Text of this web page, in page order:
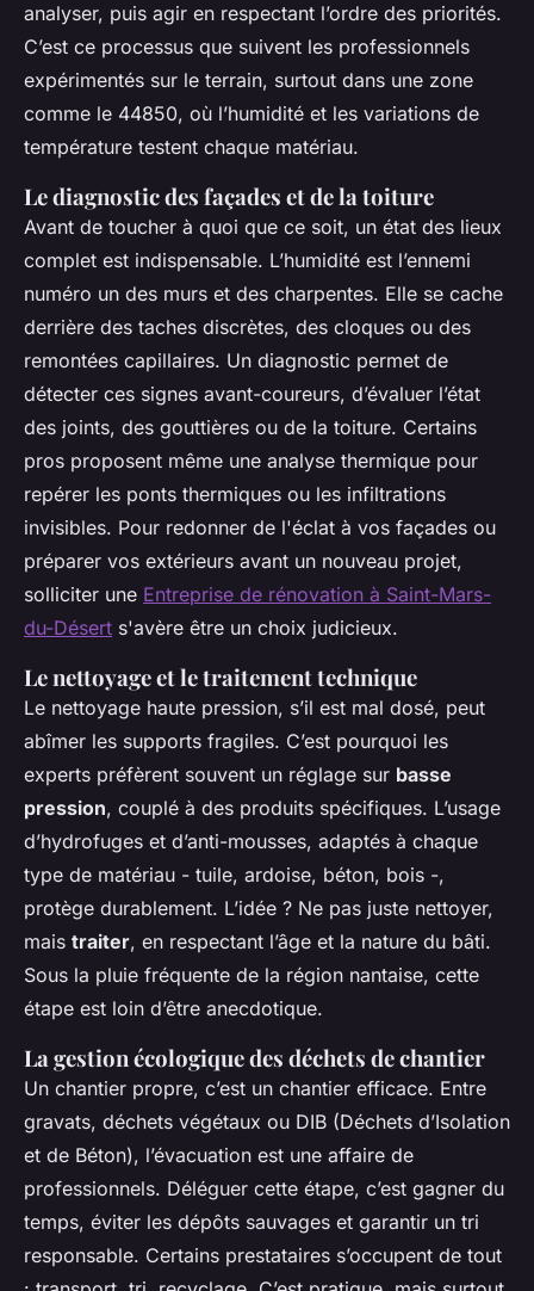
analyser, puis agir en respectant l’ordre des priorités.
C’est ce processus que suivent les professionnels
expérimentés sur le terrain, surtout dans une zone
comme le 44850, où l’humidité et les variations de
température testent chaque matériau.
Le diagnostic des façades et de la toiture
Avant de toucher à quoi que ce soit, un état des lieux
complet est indispensable. L’humidité est l’ennemi
numéro un des murs et des charpentes. Elle se cache
derrière des taches discrètes, des cloques ou des
remontées capillaires. Un diagnostic permet de
détecter ces signes avant-coureurs, d’évaluer l’état
des joints, des gouttières ou de la toiture. Certains
pros proposent même une analyse thermique pour
repérer les ponts thermiques ou les infiltrations
invisibles. Pour redonner de l'éclat à vos façades ou
préparer vos extérieurs avant un nouveau projet,
solliciter une Entreprise de rénovation à Saint-Mars-
du-Désert s'avère être un choix judicieux.
Le nettoyage et le traitement technique
Le nettoyage haute pression, s’il est mal dosé, peut
abîmer les supports fragiles. C’est pourquoi les
experts préfèrent souvent un réglage sur basse
pression, couplé à des produits spécifiques. L’usage
d’hydrofuges et d’anti-mousses, adaptés à chaque
type de matériau - tuile, ardoise, béton, bois -,
protège durablement. L’idée ? Ne pas juste nettoyer,
mais traiter, en respectant l’âge et la nature du bâti.
Sous la pluie fréquente de la région nantaise, cette
étape est loin d’être anecdotique.
La gestion écologique des déchets de chantier
Un chantier propre, c’est un chantier efficace. Entre
gravats, déchets végétaux ou DIB (Déchets d’Isolation
et de Béton), l’évacuation est une affaire de
professionnels. Déléguer cette étape, c’est gagner du
temps, éviter les dépôts sauvages et garantir un tri
responsable. Certains prestataires s’occupent de tout